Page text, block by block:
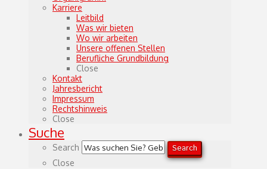
Karriere
Leitbild
Was wir bieten
Wo wir arbeiten
Unsere offenen Stellen
Berufliche Grundbildung
Close
Kontakt
Jahresbericht
Impressum
Rechtshinweis
Close
Suche
Search Search
Close